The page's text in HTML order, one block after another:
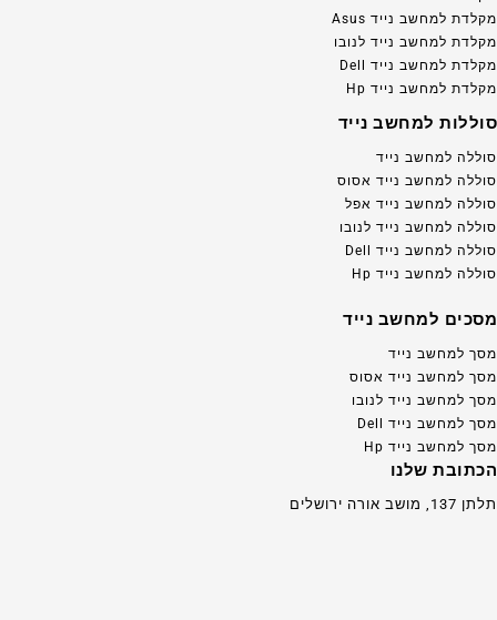
מקלדת למחשב נייד Asus
מקלדת למחשב נייד לנובו
מקלדת למחשב נייד Dell
מקלדת למחשב נייד Hp
סוללות למחשב נייד
סוללה למחשב נייד
סוללה למחשב נייד אסוס
סוללה למחשב נייד אפל
סוללה למחשב נייד לנובו
סוללה למחשב נייד Dell
סוללה למחשב נייד Hp
מסכים למחשב נייד
מסך למחשב נייד
מסך למחשב נייד אסוס
מסך למחשב נייד לנובו
מסך למחשב נייד Dell
מסך למחשב נייד Hp
הכתובת שלנו
תלתן 137, מושב אורה ירושלים